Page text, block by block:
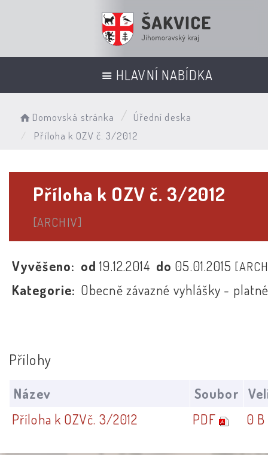
HLAVNÍ NABÍDKA
Domovská stránka
Úřední deska
Příloha k OZV č. 3/2012
Příloha k OZV č. 3/2012
[ARCHIV]
Vyvěšeno: od19.12.2014 do 05.01.2015
Kategorie: Obecně závazné vyhlášky -
Přílohy
Název Soubor
Příloha k OZVč. 3/2012
PDF 0 B